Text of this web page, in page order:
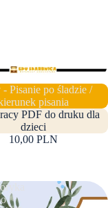
Pisanie po śladzie /
pisania
PDF do druku dla
dzieci
10,00 PLN